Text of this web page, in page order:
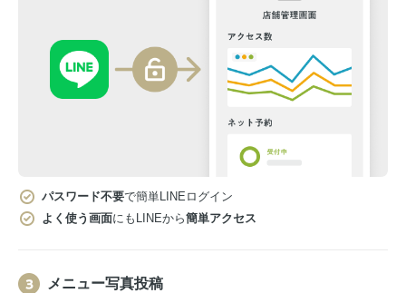
パスワード不要で簡単LINEログイン
よく使う画面にもLINEから簡単アクセス
メニュー写真投稿